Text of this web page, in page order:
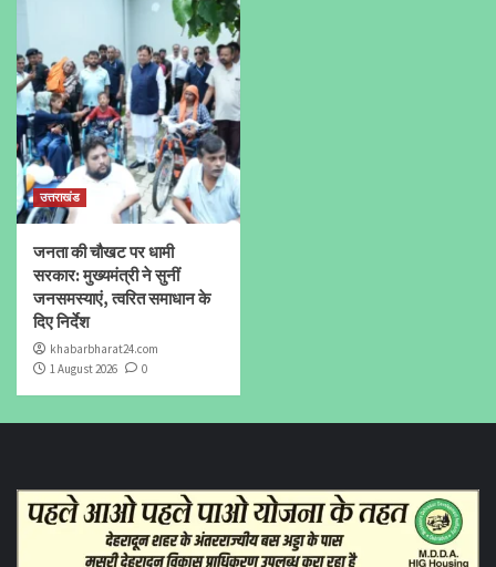
उत्तराखंड
जनता की चौखट पर धामी
सरकार: मुख्यमंत्री ने सुनीं
जनसमस्याएं, त्वरित समाधान के
दिए निर्देश
khabarbharat24.com
1 August 2026
0